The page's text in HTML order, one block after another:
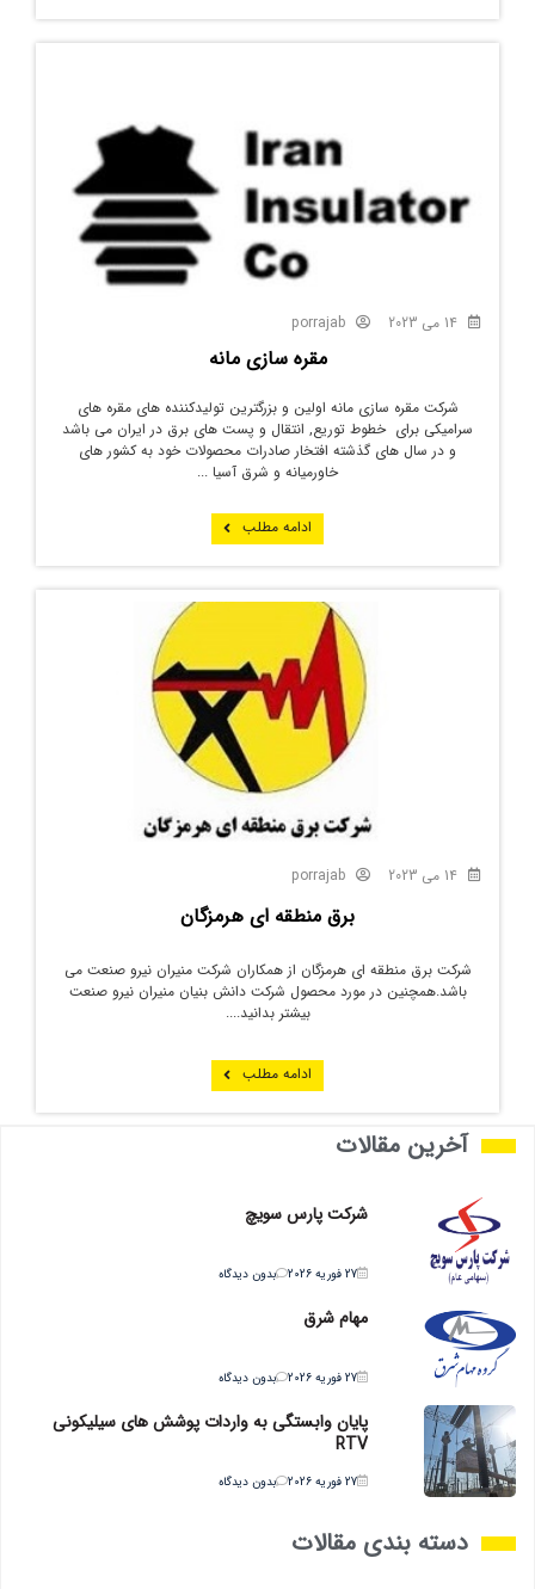
porrajab
مقره سازی مانه
شرکت مقره سازی مانه اولین و بزرگترین تولیدکننده های مقره های
سرامیکی برای خطوط توریع, انتقال و پست های برق در ایران می باشد
و در سال های گذشته افتخار صادرات محصولات خود به کشور های
خاورمیانه و شرق آسیا ...
ادامه مطلب
porrajab
برق منطقه ای هرمزگان
شرکت برق منطقه ای هرمزگان از همکاران شرکت منیران نیرو صنعت می
باشد.همچنین در مورد محصول شرکت دانش بنیان منیران نیرو صنعت
بیشتر بدانید....
ادامه مطلب
آخرین مقالات
شرکت پارس سویچ
27 فوریه 2026 بدون دیدگاه
مهام شرق
27 فوریه 2026 بدون دیدگاه
پایان وابستگی به واردات پوشش های سیلیکونی
RTV
27 فوریه 2026 بدون دیدگاه
دسته بندی مقالات